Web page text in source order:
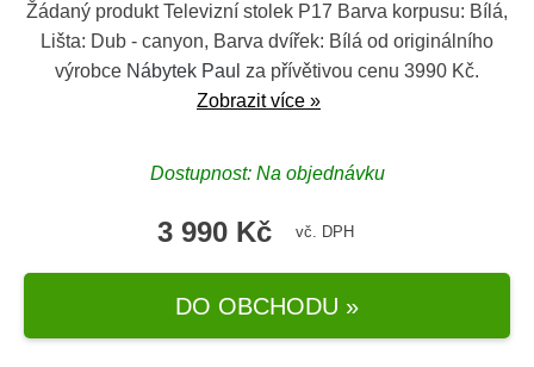
Žádaný produkt Televizní stolek P17 Barva korpusu: Bílá,
Lišta: Dub - canyon, Barva dvířek: Bílá od originálního
výrobce Nábytek Paul za přívětivou cenu 3990 Kč.
Zobrazit více »
Dostupnost: Na objednávku
3 990 Kč vč. DPH
DO OBCHODU »